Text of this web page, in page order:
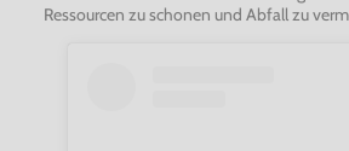
Ressourcen zu schonen und Abfall zu